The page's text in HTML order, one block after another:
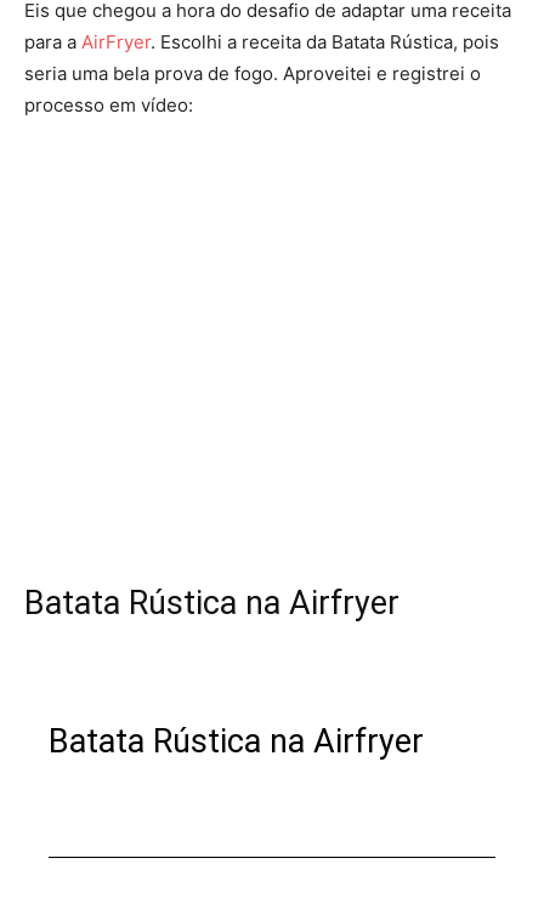
Eis que chegou a hora do desafio de adaptar uma receita
para a AirFryer. Escolhi a receita da Batata Rústica, pois
seria uma bela prova de fogo. Aproveitei e registrei o
processo em vídeo:
Batata Rústica na Airfryer
Batata Rústica na Airfryer